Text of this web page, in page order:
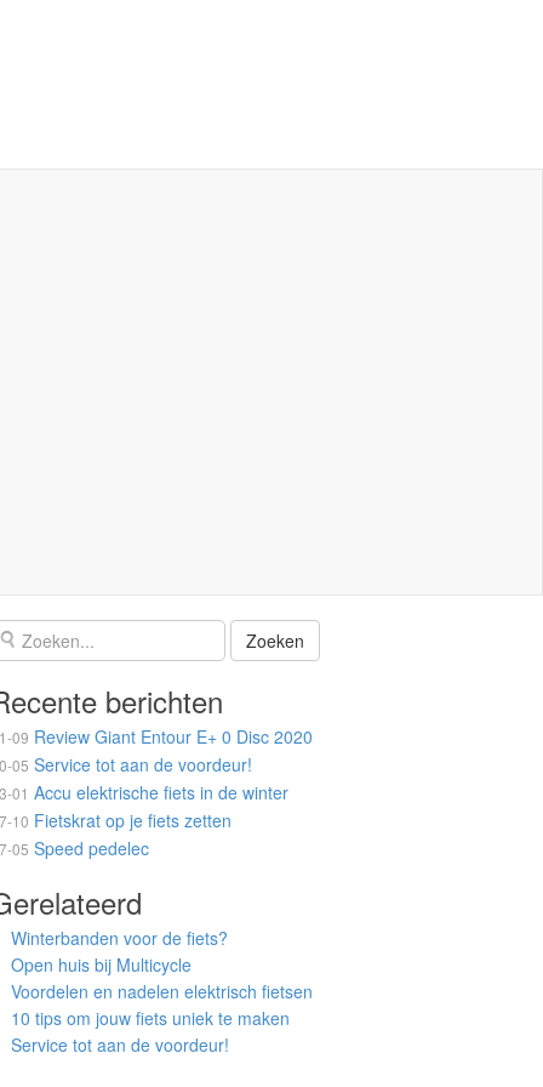
berichten
09 Review Giant Entour E+ 0 Disc 2020
05 Service tot aan de voordeur!
01 Accu elektrische fiets in de winter
10 Fietskrat op je fiets zetten
05 Speed pedelec
Winterbanden voor de fiets?
Open huis bij Multicycle
Voordelen en nadelen elektrisch fietsen
10 tips om jouw fiets uniek te maken
Service tot aan de voordeur!